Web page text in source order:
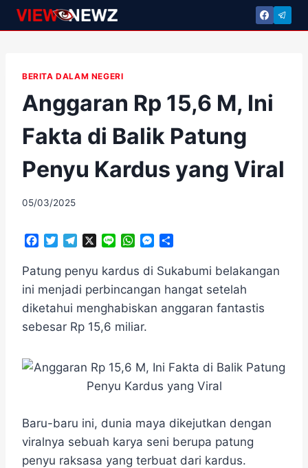
Skip
to
BERITA DALAM NEGERI
Anggaran Rp 15,6 M, Ini
Fakta di Balik Patung
Penyu Kardus yang Viral
By
05/03/2025
c
b
o
o
i
t
t
e
r
l
e
g
r
a
m
n
W
a
s
A
p
M
s
e
n
a
e
Patung penyu kardus di Sukabumi belakangan
ini menjadi perbincangan hangat setelah
diketahui menghabiskan anggaran fantastis
sebesar Rp 15,6 miliar.
Baru-baru ini, dunia maya dikejutkan dengan
viralnya sebuah karya seni berupa patung
penyu raksasa yang terbuat dari kardus.